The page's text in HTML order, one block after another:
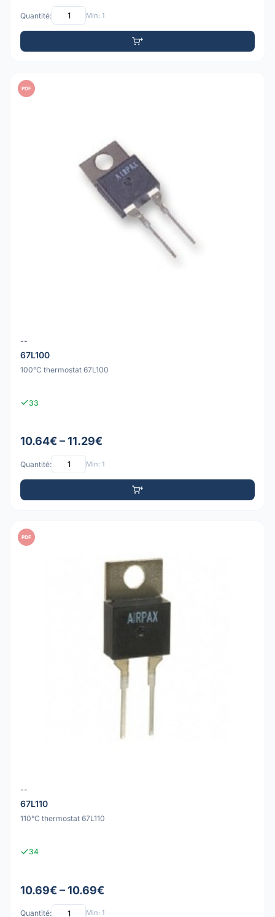
Quantité: Min: 1
PDF
--
67L100
100°C thermostat 67L100
33
10.64€ – 11.29€
Quantité: Min: 1
PDF
--
67L110
110°C thermostat 67L110
34
10.69€ – 10.69€
Quantité: Min: 1